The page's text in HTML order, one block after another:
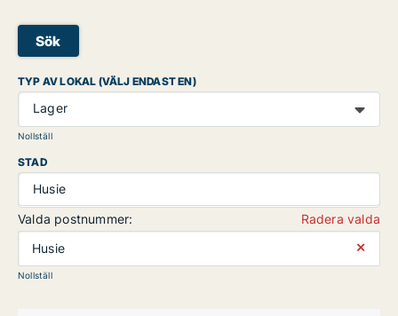
Sök
TYP AV LOKAL (VÄLJ ENDAST EN)
Lager
Nollställ
STAD
Husie
Valda postnummer:
Radera valda
Husie
⨯
Nollställ